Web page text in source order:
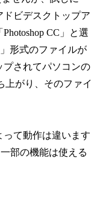
ドビデスクトップア
CC」と選
形式のファイルが
プされてパソコンの
上がり、そのファイ
って動作は違います
部の機能は使える